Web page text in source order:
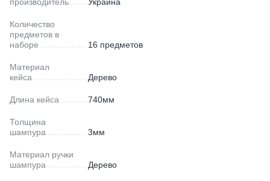
Количество
предметов в
наборе
16 предметов
Материал
кейса
Дерево
Длина кейса 740мм
Толщина
шампура
3мм
Материал ручки
шампура
Дерево